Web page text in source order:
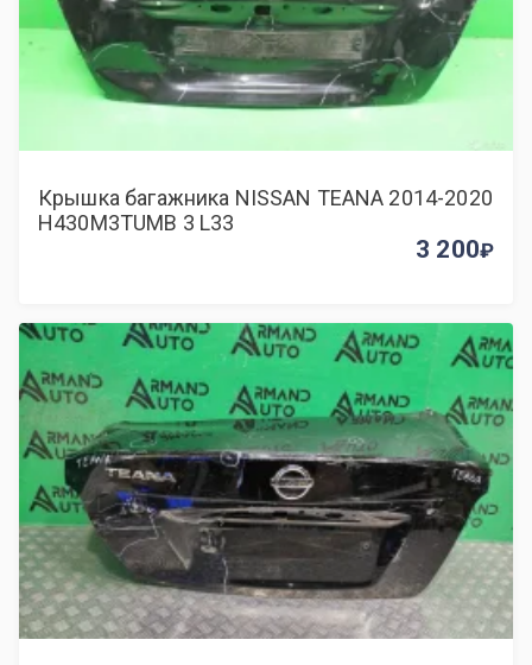
Крышка багажника NISSAN TEANA 2014-2020
H430M3TUMB 3 L33
3 200